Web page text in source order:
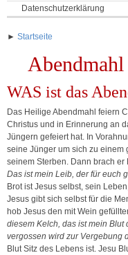
Datenschutzerklärung
► Startseite
WAS ist das
Das Heilige Abendmahl feiern
Christus und in Erinnerung an
Jüngern gefeiert hat. In
seine Jünger um sich zu einem
seinem Sterben. Dann brach
Das ist mein Leib, der für euch
Brot ist Jesus selbst, sein
Jesus gibt sich selbst für die
hob Jesus den mit Wein
diesem Kelch, das ist mein Blut
vergossen wird zur Vergebung
Blut Sitz des Lebens ist. Jesu